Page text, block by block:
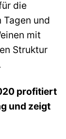
die
Tagen und
mit
Struktur
profitiert
und zeigt